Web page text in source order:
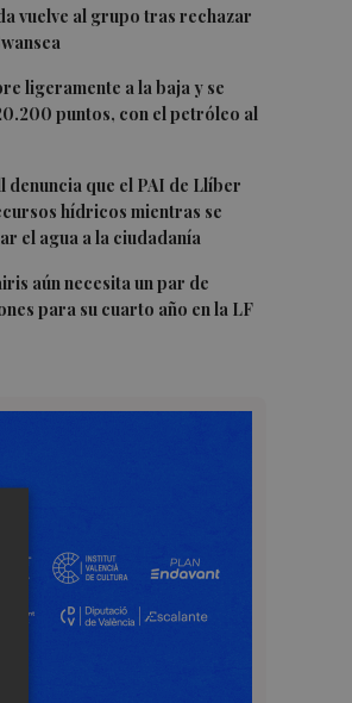
vuelve al grupo tras rechazar
ligeramente a la baja y se
puntos, con el petróleo al
denuncia que el PAI de Llíber
hídricos mientras se
el agua a la ciudadanía
aún necesita un par de
para su cuarto año en la LF